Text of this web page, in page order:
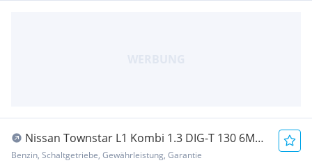
Nissan Townstar L1 Kombi 1.3 DIG-T 130 6MT
Tekna Transporter / Kastenwagen
Benzin, Schaltgetriebe, Gewährleistung, Garantie